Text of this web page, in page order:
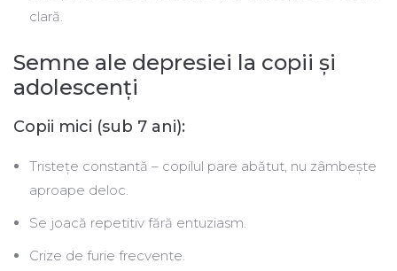
clară.
Semne ale depresiei la copii și
adolescenți
Copii mici (sub 7 ani):
Tristeţe constantă – copilul pare abătut, nu zâmbește
aproape deloc.
Se joacă repetitiv fără entuziasm.
Crize de furie frecvente.